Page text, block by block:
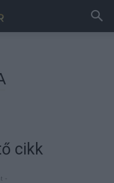
cikk
-